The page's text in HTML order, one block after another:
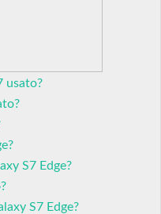
usato?
S7 Edge?
S7 Edge?